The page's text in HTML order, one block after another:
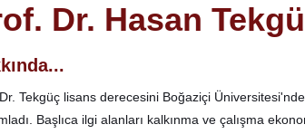
Dr. Hasan
Tekgüç lisans derecesini Boğaziçi
Başlıca ilgi alanları kalkınma ve çalışma